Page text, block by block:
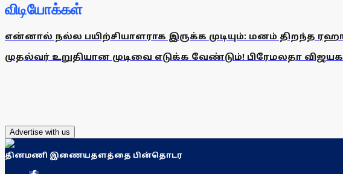
விடியோக்கள்
என்னால் நல்ல பயிற்சியாளராக இருக்க முடியும்: மனம் திறந்த
முதல்வர் உறுதியான முடிவை எடுக்க வேண்டும்! பிரேமலதா விஜயகாந்த்
Advertise with us
தினமணி இணையதளத்தை பின்தொடர